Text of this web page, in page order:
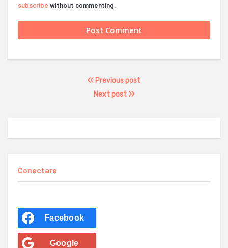
subscribe without commenting.
Previous post
Next post
Conectare
Facebook
Google